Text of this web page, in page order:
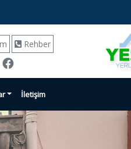
Rehber
İletişim